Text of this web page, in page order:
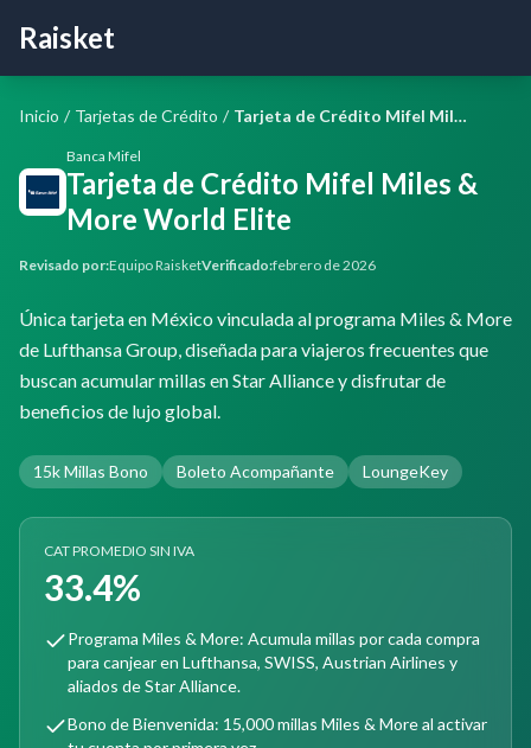
Raisket
Inicio / Tarjetas de Crédito / Tarjeta de Crédito Mifel Miles & More World Elite
Banca Mifel
Tarjeta de Crédito Mifel Miles &
More World Elite
Revisado por:Equipo RaisketVerificado:febrero de 2026
Única tarjeta en México vinculada al programa Miles & More
de Lufthansa Group, diseñada para viajeros frecuentes que
buscan acumular millas en Star Alliance y disfrutar de
beneficios de lujo global.
15k Millas Bono Boleto Acompañante LoungeKey
CAT PROMEDIO SIN IVA
33.4%
Programa Miles & More: Acumula millas por cada compra
para canjear en Lufthansa, SWISS, Austrian Airlines y
aliados de Star Alliance.
Bono de Bienvenida: 15,000 millas Miles & More al activar